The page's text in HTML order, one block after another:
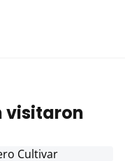
visitaron